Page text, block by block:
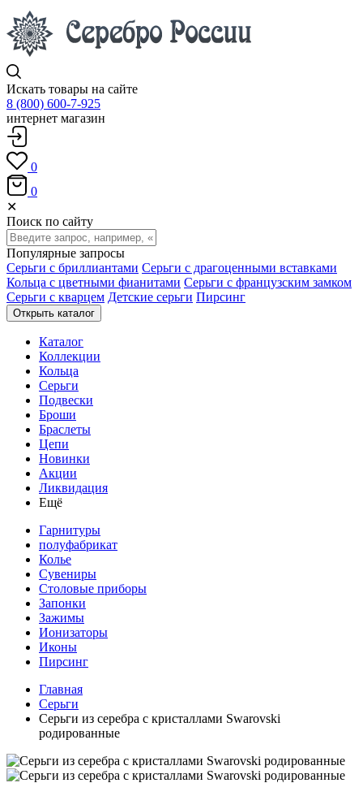
Искать товары на сайте
8 (800) 600-7-925
интернет магазин
0
0
✕
Поиск по сайту
Популярные запросы
Серьги с бриллиантами Серьги с драгоценными вставками
Кольца с цветными фианитами Серьги с французским замком
Серьги с кварцем Детские серьги Пирсинг
Открыть каталог
Каталог
Коллекции
Кольца
Серьги
Подвески
Броши
Браслеты
Цепи
Новинки
Акции
Ликвидация
Ещё
Гарнитуры
полуфабрикат
Колье
Сувениры
Столовые приборы
Запонки
Зажимы
Ионизаторы
Иконы
Пирсинг
Главная
Серьги
Серьги из серебра с кристаллами Swarovski
родированные